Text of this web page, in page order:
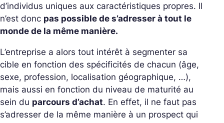
d’individus uniques aux caractéristiques propres. Il
n’est donc pas possible de s’adresser à tout le
monde de la même manière.
L’entreprise a alors tout intérêt à segmenter sa
cible en fonction des spécificités de chacun (âge,
sexe, profession, localisation géographique, …),
mais aussi en fonction du niveau de maturité au
sein du parcours d’achat. En effet, il ne faut pas
s’adresser de la même manière à un prospect qui